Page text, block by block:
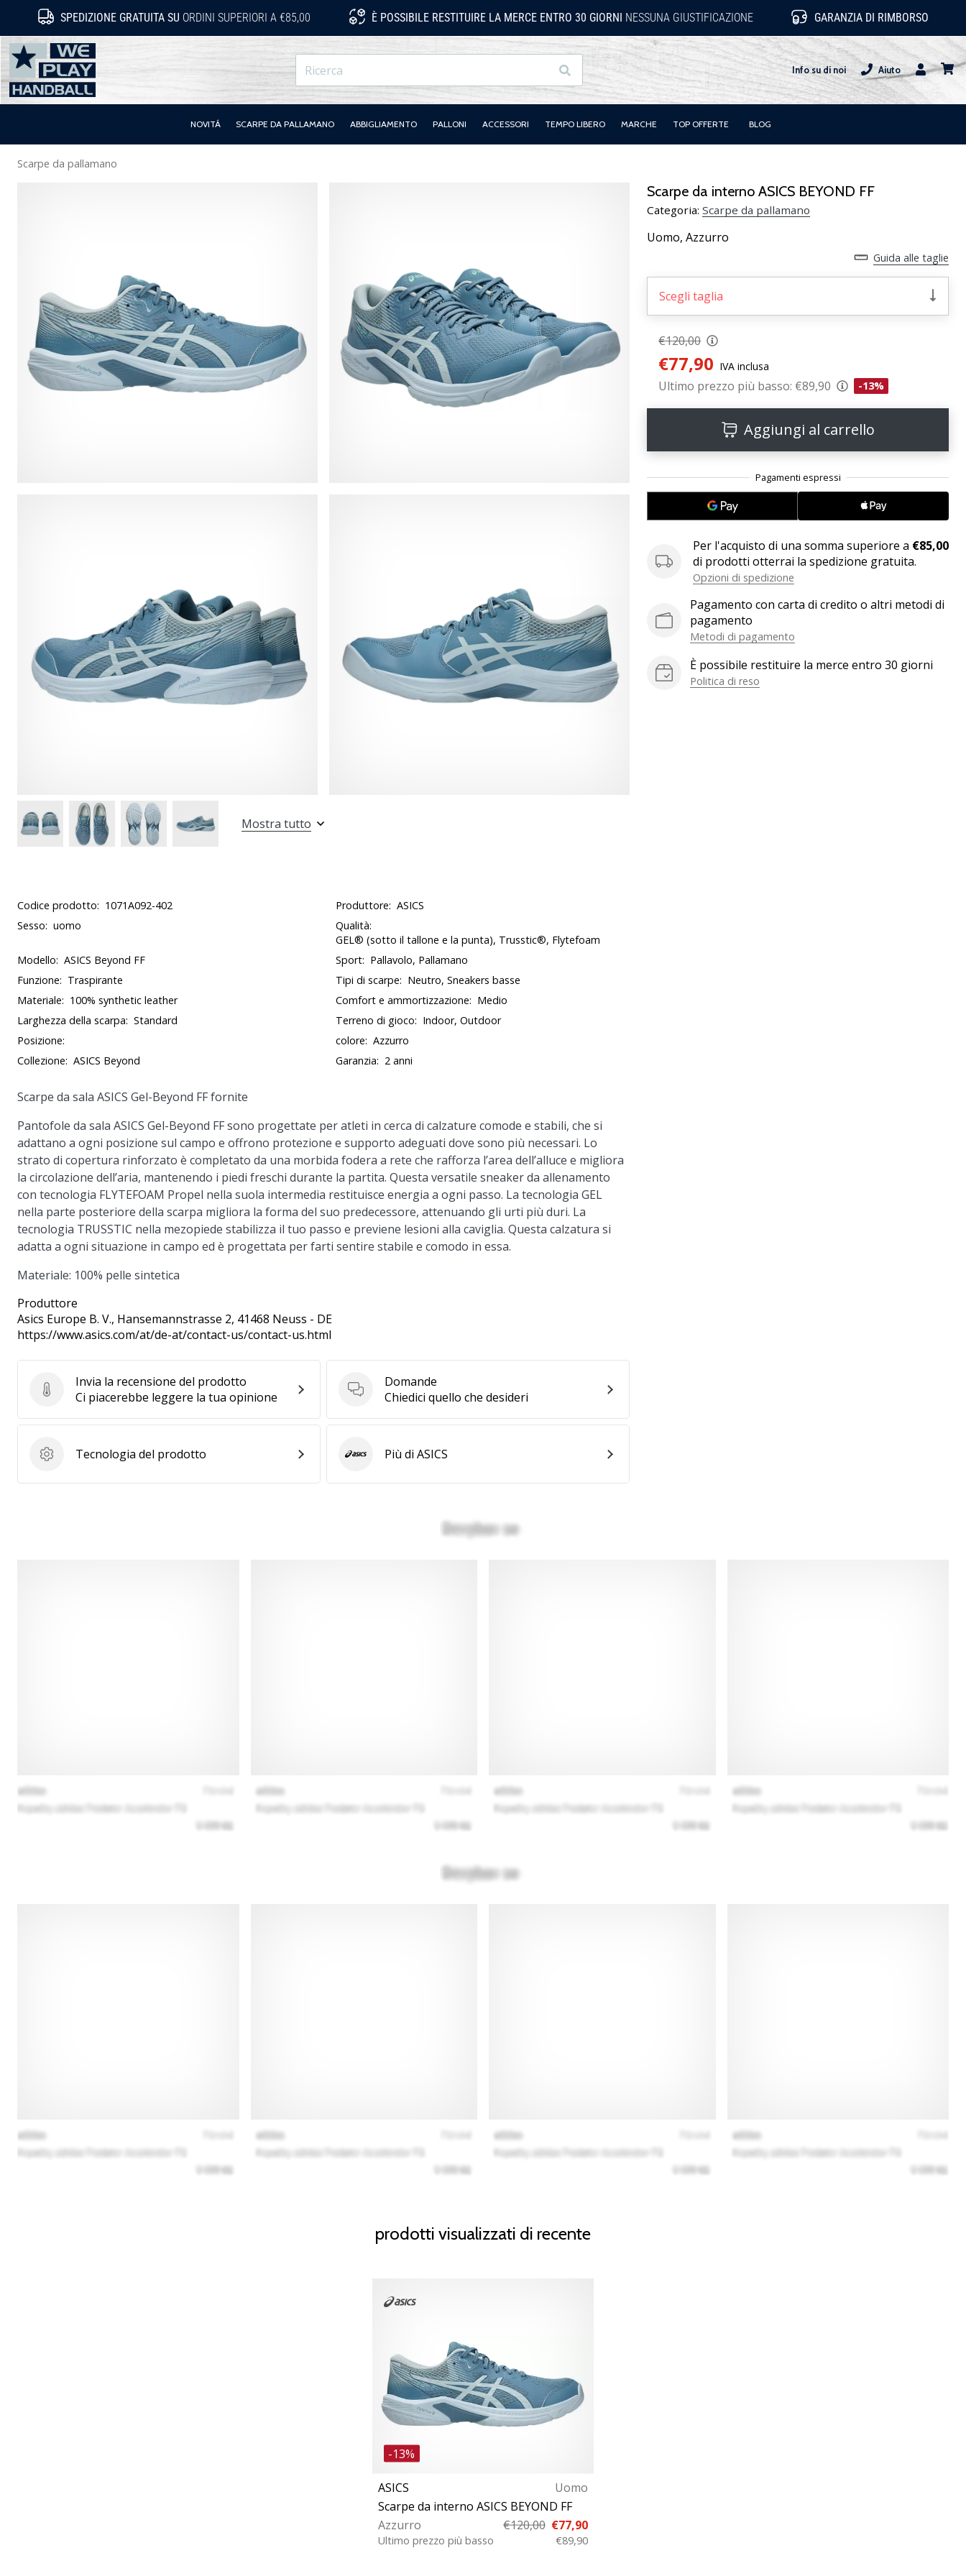
SPEDIZIONE GRATUITA SU ORDINI SUPERIORI A €85,00 È POSSIBILE RESTITUIRE LA MERCE ENTRO 30 GIORNI NESSUNA GIUSTIFICAZIONE GARANZIA DI RIMBORSO
WePlayHandball.it
Ricerca Info su di noi
Aiuto
Utente
NOVITÁ SCARPE DA PALLAMANO ABBIGLIAMENTO PALLONI ACCESSORI TEMPO LIBERO MARCHE TOP OFFERTE BLOG
Scarpe da pallamano
Scarpe da interno ASICS BEYOND FF
Categoria: Scarpe da pallamano
Uomo, Azzurro
Guida alle taglie
Scegli taglia
€120,00
€77,90 IVA inclusa
Ultimo prezzo più basso: €89,90 -13%
Aggiungi al carrello
Per l'acquisto di una somma superiore a €85,00
di prodotti otterrai la spedizione gratuita.
Opzioni di spedizione
Pagamento con carta di credito o altri metodi di
pagamento
Metodi di pagamento
È possibile restituire la merce entro 30 giorni
Politica di reso
Mostra tutto
Codice prodotto: 1071A092-402 Produttore: ASICS
Sesso: uomo
Qualità:
GEL® (sotto il tallone e la punta), Trusstic®, Flytefoam
Modello: ASICS Beyond FF Sport: Pallavolo, Pallamano
Funzione: Traspirante Tipi di scarpe: Neutro, Sneakers basse
Materiale: 100% synthetic leather Comfort e ammortizzazione: Medio
Larghezza della scarpa: Standard Terreno di gioco: Indoor, Outdoor
Posizione:
colore: Azzurro
Collezione: ASICS Beyond Garanzia: 2 anni
Scarpe da sala ASICS Gel-Beyond FF fornite
Pantofole da sala ASICS Gel-Beyond FF sono progettate per atleti in cerca di calzature comode e stabili, che si
adattano a ogni posizione sul campo e offrono protezione e supporto adeguati dove sono più necessari. Lo
strato di copertura rinforzato è completato da una morbida fodera a rete che rafforza l’area dell’alluce e migliora
la circolazione dell’aria, mantenendo i piedi freschi durante la partita. Questa versatile sneaker da allenamento
con tecnologia FLYTEFOAM Propel nella suola intermedia restituisce energia a ogni passo. La tecnologia GEL
nella parte posteriore della scarpa migliora la forma del suo predecessore, attenuando gli urti più duri. La
tecnologia TRUSSTIC nella mezopiede stabilizza il tuo passo e previene lesioni alla caviglia. Questa calzatura si
adatta a ogni situazione in campo ed è progettata per farti sentire stabile e comodo in essa.
Materiale: 100% pelle sintetica
Produttore
Asics Europe B. V., Hansemannstrasse 2, 41468 Neuss - DE
https://www.asics.com/at/de-at/contact-us/contact-us.html
Invia la recensione del prodotto
Invia la recensione del prodotto
Ci piacerebbe leggere la tua opinione
Domande
Domande
Chiedici quello che desideri
Tecnologia del prodotto
Tecnologia del prodotto ASICSPiù di ASICS
prodotti visualizzati di recente
-13%
ASICS
Uomo
Scarpe da interno ASICS BEYOND FF
Azzurro
€120,00 €77,90
Ultimo prezzo più basso €89,90